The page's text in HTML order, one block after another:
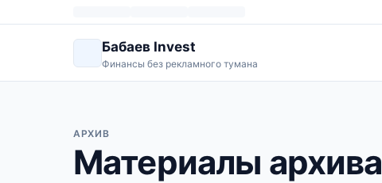
Бабаев Invest
Финансы без рекламного тумана
АРХИВ
Материалы архива